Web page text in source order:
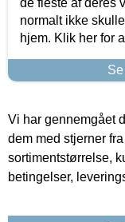
normalt ikke
hjem. Klik her for
Vi har gennemgået
dem med stjerner
sortimentstørrelse,
betingelser,